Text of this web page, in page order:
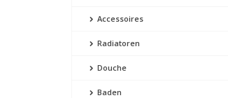
Accessoires
Radiatoren
Douche
Baden